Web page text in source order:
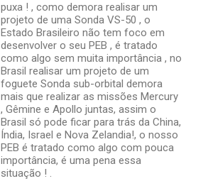
puxa ! , como demora realisar um
projeto de uma Sonda VS-50 , o
Estado Brasileiro não tem foco em
desenvolver o seu PEB , é tratado
como algo sem muita importância , no
Brasil realisar um projeto de um
foguete Sonda sub-orbital demora
mais que realizar as missões Mercury
, Gêmine e Apollo juntas, assim o
Brasil só pode ficar para trás da China,
Índia, Israel e Nova Zelandia!, o nosso
PEB é tratado como algo com pouca
importância, é uma pena essa
situação ! .